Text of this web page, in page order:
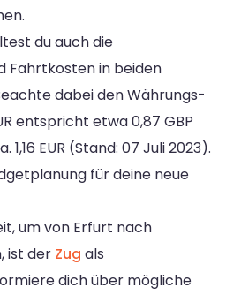
du auch die
Fahrtkosten in beiden
dabei den Währungs-
entspricht etwa 0,87 GBP
1,16 EUR (Stand: 07 Juli 2023).
für deine neue
um von Erfurt nach
ist der Zug als
dich über mögliche